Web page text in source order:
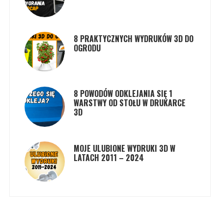
8 PRAKTYCZNYCH WYDRUKÓW 3D DO
OGRODU
8 POWODÓW ODKLEJANIA SIĘ 1
WARSTWY OD STOŁU W DRUKARCE
3D
MOJE ULUBIONE WYDRUKI 3D W
LATACH 2011 – 2024